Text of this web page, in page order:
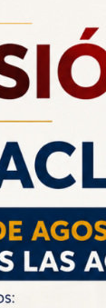
Volver